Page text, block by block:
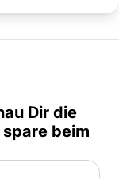
Dir die
beim